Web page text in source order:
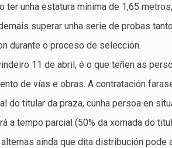
ter unha estatura mínima de 1,65
superar unha serie de probas
durante o proceso de selección.
11 de abril, é o que teñen as
de vías e obras. A contratación
do titular da praza, cunha persoa en
a tempo parcial (50% da xornada do
aínda que dita distribución pode